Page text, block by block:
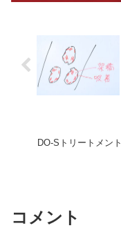
DO-Sトリートメン
コメント